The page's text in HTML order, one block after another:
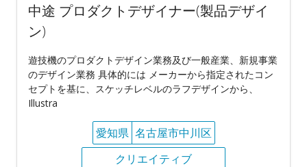
中途 プロダクトデザイナー(製品デザイ
ン)
遊技機のプロダクトデザイン業務及び一般産業、新規事業
のデザイン業務 具体的には メーカーから指定されたコン
セプトを基に、スケッチレベルのラフデザインから、
Illustra
愛知県 名古屋市中川区
クリエイティブ